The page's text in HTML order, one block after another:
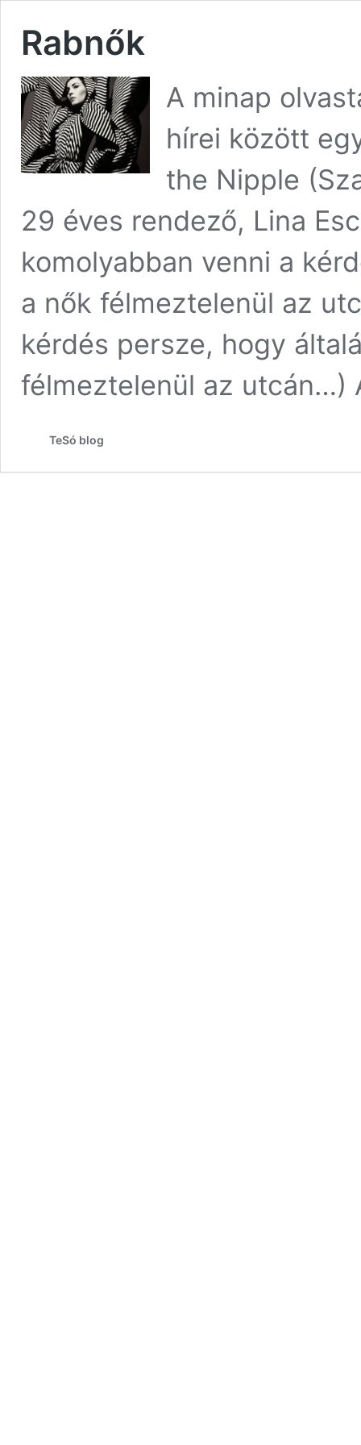
Rabnők
A minap
hírei között
the Nipple
29 éves rendező, Lina
komolyabban venni a
a nők félmeztelenül az
kérdés persze, hogy
félmeztelenül az
TeSó blog